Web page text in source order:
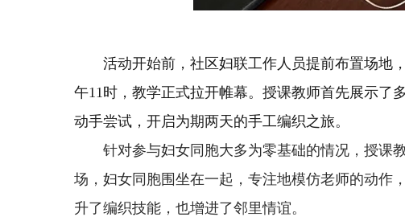
活动开始前，社区妇联工作人员提前布置场地
午11时，教学正式拉开帷幕。授课教师首先展示了
动手尝试，开启为期两天的手工编织之旅。
针对参与妇女同胞大多为零基础的情况， 授课
场， 妇女同胞围坐在一起，专注地模仿老师的动作
升了编织技能，也增进了邻里情谊。